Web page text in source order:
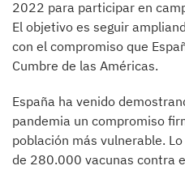
2022 para participar en
El objetivo es seguir
con el compromiso que
Cumbre de las Américas.
España ha venido
pandemia un compromiso
población más vulnerable.
de 280.000 vacunas contra